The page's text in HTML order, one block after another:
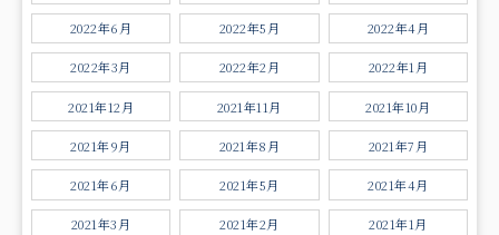
2022年6月 2022年5月 2022年4月
2022年3月 2022年2月 2022年1月
2021年12月 2021年11月 2021年10月
2021年9月 2021年8月 2021年7月
2021年6月 2021年5月 2021年4月
2021年3月 2021年2月 2021年1月